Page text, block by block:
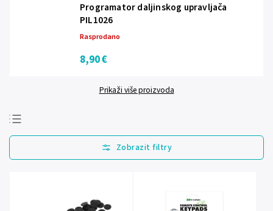
Programator daljinskog upravljača
PIL1026
Rasprodano
8,90 €
Prikaži više proizvoda
Najprodavanije
Najjeftinije